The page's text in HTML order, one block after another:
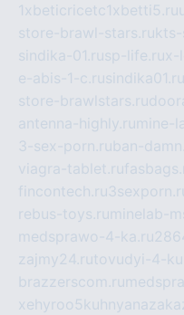
1xbeticricetc1xbetti5.ru
store-brawl-stars.ru
sindika-01.rusp-life.rux-
e-abis-1-c.rusindika01.ru
store-brawlstars.ru
antenna-highly.ru mine-
3-sex-porn.ruban-
viagra-tablet.ru
fincontech.ru
rebus-toys.ru minelab-
medsprawo-4-ka.ru
zajmy24.rutovudyi-4-
brazzerscom.ru